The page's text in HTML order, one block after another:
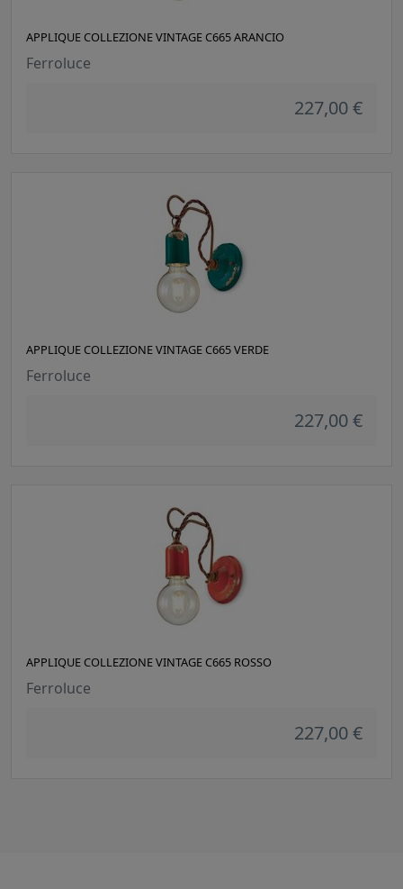
APPLIQUE COLLEZIONE VINTAGE C665 ARANCIO
Ferroluce
227,00 €
APPLIQUE COLLEZIONE VINTAGE C665 VERDE
Ferroluce
227,00 €
APPLIQUE COLLEZIONE VINTAGE C665 ROSSO
Ferroluce
227,00 €